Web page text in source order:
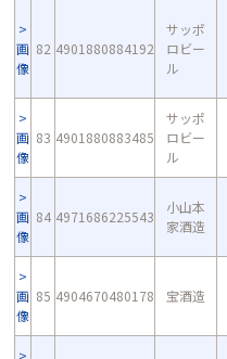
画
像
82 4901880884192
サッポ
ロビー
ル
画
像
83 4901880883485
サッポ
ロビー
ル
画
像
84 4971686225543
小山本
家酒造
画
像
85 4904670480178 宝酒造